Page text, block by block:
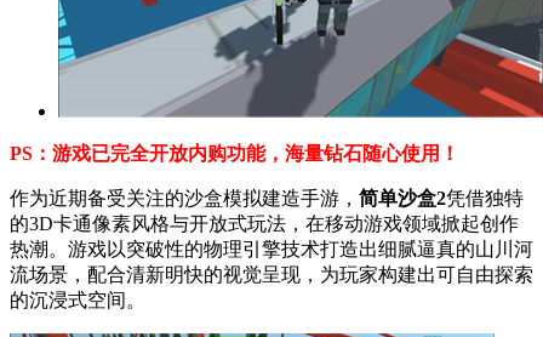
PS：游戏已完全开放内购功能，海量钻石随心使用！
作为近期备受关注的沙盒模拟建造手游， 简单沙盒2凭借独特
的3D卡通像素风格与开放式玩法，在移动游戏领域掀起创作
热潮。游戏以突破性的物理引擎技术打造出细腻逼真的山川河
流场景，配合清新明快的视觉呈现，为玩家构建出可自由探索
的沉浸式空间。